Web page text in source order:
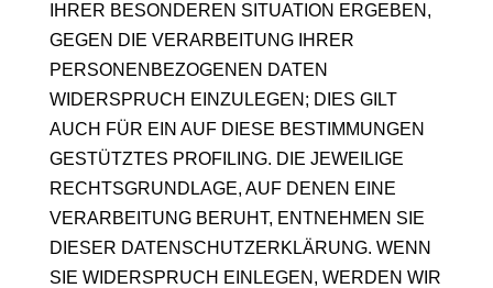
IHRER BESONDEREN SITUATION ERGEBEN,
GEGEN DIE VERARBEITUNG IHRER
PERSONENBEZOGENEN DATEN
WIDERSPRUCH EINZULEGEN; DIES GILT
AUCH FÜR EIN AUF DIESE BESTIMMUNGEN
GESTÜTZTES PROFILING. DIE JEWEILIGE
RECHTSGRUNDLAGE, AUF DENEN EINE
VERARBEITUNG BERUHT, ENTNEHMEN SIE
DIESER DATENSCHUTZERKLÄRUNG. WENN
SIE WIDERSPRUCH EINLEGEN, WERDEN WIR